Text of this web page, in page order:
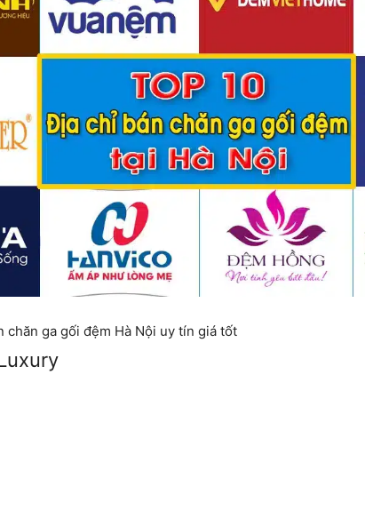
chăn ga gối đệm Hà Nội uy tín giá tốt